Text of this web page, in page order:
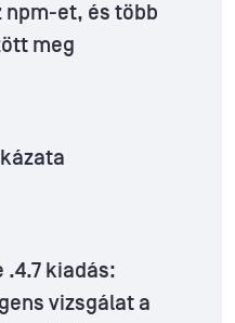
et, és több
meg
.4.7 kiadás:
vizsgálat a